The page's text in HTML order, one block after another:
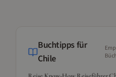
Buchtipps für
Chile